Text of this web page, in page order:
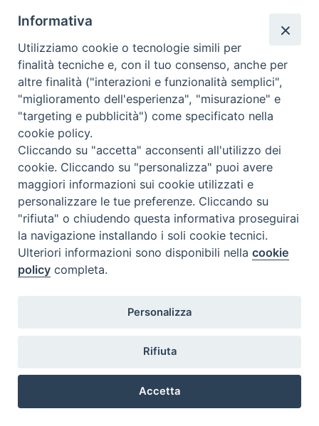
@2022 - Istituto Superiore di Scienze Religiose di Milano, via
Cavalieri del Santo Sepolcro 3 - Milano
Informativa
Utilizziamo cookie o tecnologie simili per
finalità tecniche e, con il tuo consenso, anche per
altre finalità ("interazioni e funzionalità semplici",
"miglioramento dell'esperienza", "misurazione" e
"targeting e pubblicità") come specificato nella
cookie policy.
Cliccando su "accetta" acconsenti all'utilizzo dei
cookie. Cliccando su "personalizza" puoi avere
maggiori informazioni sui cookie utilizzati e
personalizzare le tue preferenze. Cliccando su
"rifiuta" o chiudendo questa informativa proseguirai
la navigazione installando i soli cookie tecnici.
Ulteriori informazioni sono disponibili nellacookie
policy completa.
Personalizza
Rifiuta
Accetta